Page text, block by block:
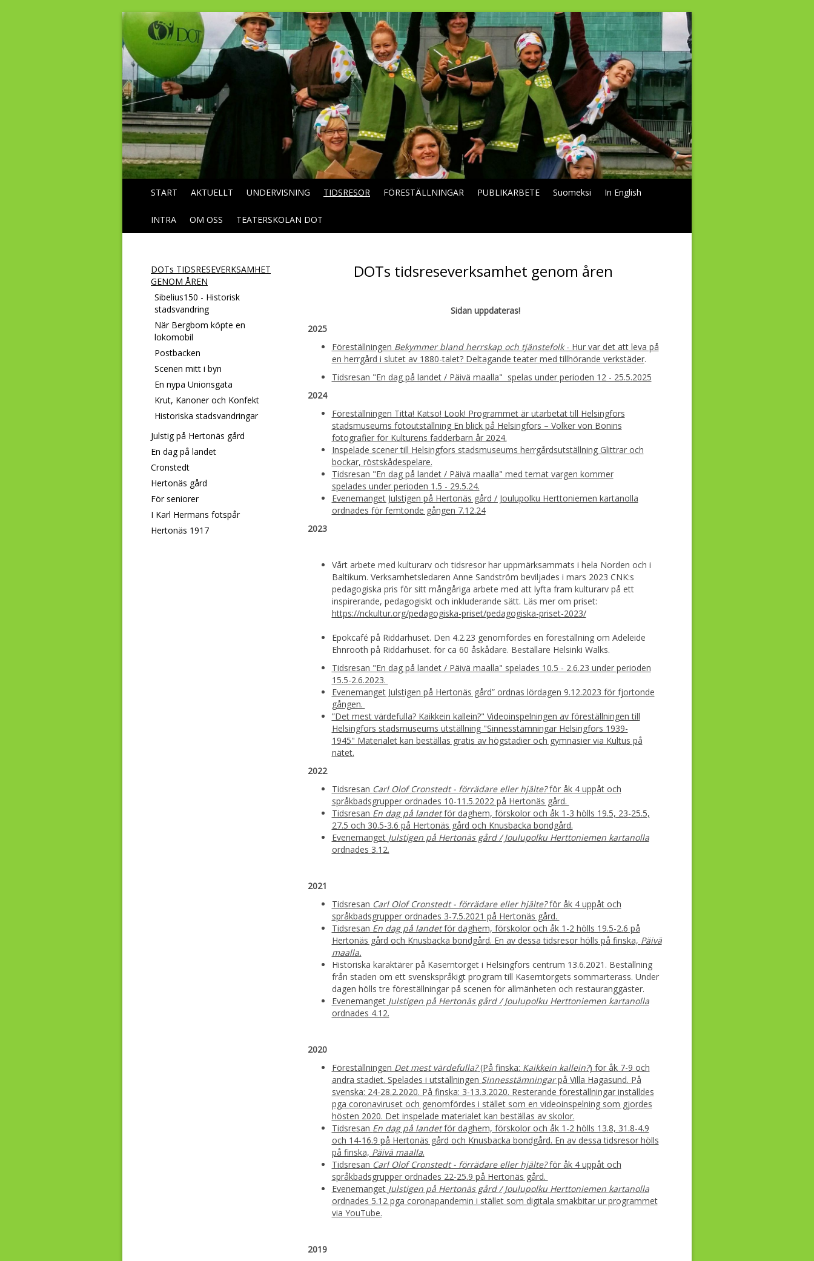
START AKTUELLT UNDERVISNING TIDSRESOR FÖRESTÄLLNINGAR PUBLIKARBETE Suomeksi In English
INTRA OM OSS TEATERSKOLAN DOT
DOTs TIDSRESEVERKSAMHET
GENOM ÅREN
Sibelius150 - Historisk
stadsvandring
När Bergbom köpte en
lokomobil
Postbacken
Scenen mitt i byn
En nypa Unionsgata
Krut, Kanoner och Konfekt
Historiska stadsvandringar
Julstig på Hertonäs gård
En dag på landet
Cronstedt
Hertonäs gård
För seniorer
I Karl Hermans fotspår
Hertonäs 1917
DOTs tidsreseverksamhet genom åren
Sidan uppdateras!
2025
Föreställningen Bekymmer bland herrskap och tjänstefolk- Hur var det att leva på
en herrgård i slutet av 1880-talet? Deltagande teater med tillhörande verkstäder.
Tidsresan "En dag på landet / Päivä maalla" spelas under perioden 12 - 25.5.2025
2024
Föreställningen Titta! Katso! Look! Programmet är utarbetat till Helsingfors
stadsmuseums fotoutställning En blick på Helsingfors – Volker von Bonins
fotografier för Kulturens fadderbarn år 2024.
Inspelade scener till Helsingfors stadsmuseums herrgårdsutställning Glittrar och
bockar, röstskådespelare.
Tidsresan "En dag på landet / Päivä maalla" med temat vargen kommer
spelades under perioden 1.5 - 29.5.24.
Evenemanget Julstigen på Hertonäs gård / Joulupolku Herttoniemen kartanolla
ordnades för femtonde gången 7.12.24
2023
Vårt arbete med kulturarv och tidsresor har uppmärksammats i hela Norden och i
Baltikum. Verksamhetsledaren Anne Sandström beviljades i mars 2023 CNK:s
pedagogiska pris för sitt mångåriga arbete med att lyfta fram kulturarv på ett
inspirerande, pedagogiskt och inkluderande sätt. Läs mer om priset:
https://nckultur.org/pedagogiska-priset/pedagogiska-priset-2023/
Epokcafé på Riddarhuset. Den 4.2.23 genomfördes en föreställning om Adeleide
Ehnrooth på Riddarhuset. för ca 60 åskådare. Beställare Helsinki Walks.
Tidsresan "En dag på landet / Päivä maalla" spelades 10.5 - 2.6.23 under perioden
15.5-2.6.2023.
Evenemanget Julstigen på Hertonäs gård” ordnas lördagen 9.12.2023 för fjortonde
gången.
”Det mest värdefulla? Kaikkein kallein?" Videoinspelningen av föreställningen till
Helsingfors stadsmuseums utställning "Sinnesstämningar Helsingfors 1939-
1945" Materialet kan beställas gratis av högstadier och gymnasier via Kultus på
nätet.
2022
Tidsresan Carl Olof Cronstedt - förrädare eller hjälte?för åk 4 uppåt och
språkbadsgrupper ordnades 10-11.5.2022 på Hertonäs gård.
Tidsresan En dag på landetför daghem, förskolor och åk 1-3 hölls 19.5, 23-25.5,
27.5 och 30.5-3.6 på Hertonäs gård och Knusbacka bondgård.
Evenemanget Julstigen på Hertonäs gård / Joulupolku Herttoniemen kartanolla
ordnades 3.12.
2021
Tidsresan Carl Olof Cronstedt - förrädare eller hjälte?för åk 4 uppåt och
språkbadsgrupper ordnades 3-7.5.2021 på Hertonäs gård.
Tidsresan En dag på landetför daghem, förskolor och åk 1-2 hölls 19.5-2.6 på
Hertonäs gård och Knusbacka bondgård. En av dessa tidsresor hölls på finska, Päivä
maalla.
Historiska karaktärer på Kaserntorget i Helsingfors centrum 13.6.2021. Beställning
från staden om ett svenskspråkigt program till Kaserntorgets sommarterass. Under
dagen hölls tre föreställningar på scenen för allmänheten och restauranggäster.
Evenemanget Julstigen på Hertonäs gård / Joulupolku Herttoniemen kartanolla
ordnades 4.12.
2020
Föreställningen Det mest värdefulla?(På finska: Kaikkein kallein?) för åk 7-9 och
andra stadiet. Spelades i utställningen Sinnesstämningarpå Villa Hagasund. På
svenska: 24-28.2.2020. På finska: 3-13.3.2020. Resterande föreställningar inställdes
pga coronaviruset och genomfördes i stället som en videoinspelning som gjordes
hösten 2020. Det inspelade materialet kan beställas av skolor.
Tidsresan En dag på landetför daghem, förskolor och åk 1-2 hölls 13.8, 31.8-4.9
och 14-16.9 på Hertonäs gård och Knusbacka bondgård. En av dessa tidsresor hölls
på finska, Päivä maalla.
Tidsresan Carl Olof Cronstedt - förrädare eller hjälte?för åk 4 uppåt och
språkbadsgrupper ordnades 22-25.9 på Hertonäs gård.
Evenemanget Julstigen på Hertonäs gård / Joulupolku Herttoniemen kartanolla
ordnades 5.12 pga coronapandemin i stället som digitala smakbitar ur programmet
via YouTube.
2019